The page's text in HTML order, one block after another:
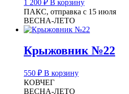
1 200 ₽ В корзину
ПАКС, отправка с 15 июля
ВЕСНА-ЛЕТО
Крыжовник №22
550 ₽ В корзину
КОВЧЕГ
ВЕСНА-ЛЕТО